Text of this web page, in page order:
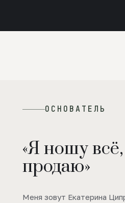
ОСНОВАТЕЛЬ
«Я ношу
продаю»
Меня зовут Екатерина